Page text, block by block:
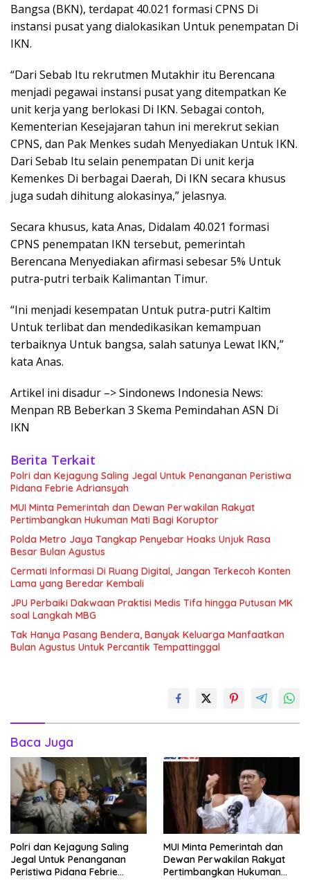
Bangsa (BKN), terdapat 40.021 formasi CPNS Di
instansi pusat yang dialokasikan Untuk penempatan Di
IKN.
“Dari Sebab Itu rekrutmen Mutakhir itu Berencana
menjadi pegawai instansi pusat yang ditempatkan Ke
unit kerja yang berlokasi Di IKN. Sebagai contoh,
Kementerian Kesejajaran tahun ini merekrut sekian
CPNS, dan Pak Menkes sudah Menyediakan Untuk IKN.
Dari Sebab Itu selain penempatan Di unit kerja
Kemenkes Di berbagai Daerah, Di IKN secara khusus
juga sudah dihitung alokasinya,” jelasnya.
Secara khusus, kata Anas, Didalam 40.021 formasi
CPNS penempatan IKN tersebut, pemerintah
Berencana Menyediakan afirmasi sebesar 5% Untuk
putra-putri terbaik Kalimantan Timur.
“Ini menjadi kesempatan Untuk putra-putri Kaltim
Untuk terlibat dan mendedikasikan kemampuan
terbaiknya Untuk bangsa, salah satunya Lewat IKN,”
kata Anas.
Artikel ini disadur –> Sindonews Indonesia News:
Menpan RB Beberkan 3 Skema Pemindahan ASN Di
IKN
Berita Terkait
Polri dan Kejagung Saling Jegal Untuk Penanganan Peristiwa
Pidana Febrie Adriansyah
MUI Minta Pemerintah dan Dewan Perwakilan Rakyat
Pertimbangkan Hukuman Mati Bagi Koruptor
Polda Metro Jaya Tangkap Penyebar Hoaks Unjuk Rasa
Besar Bulan Agustus
Cermati Informasi Di Ruang Digital, Jangan Terkecoh Konten
Lama yang Beredar Kembali
JPU Perbaiki Dakwaan Praktisi Medis Tifa hingga Putusan MK
soal Langkah MBG
Tak Hanya Pasang Bendera, Banyak Keluarga Manfaatkan
Bulan Agustus Untuk Percantik Tempattinggal
Baca Juga
Polri dan Kejagung Saling
Jegal Untuk Penanganan
Peristiwa Pidana Febrie
MUI Minta Pemerintah dan
Dewan Perwakilan Rakyat
Pertimbangkan Hukuman